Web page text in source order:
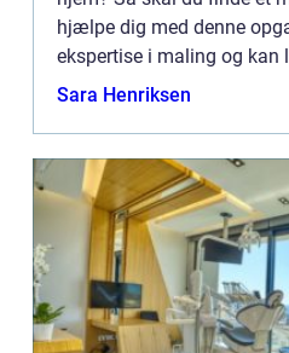
hjælpe dig med denne
ekspertise i maling og kan
tilfredsstillende resultat til
Sara Henriksen